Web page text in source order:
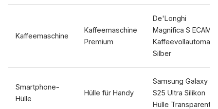
Kaffeemaschine
Kaffeemaschine
Premium
De'Longhi
Magnifica S ECAM
Kaffeevollautomat
Silber
Smartphone-
Hülle
Hülle für Handy
Samsung Galaxy
S25 Ultra Silikon
Hülle Transparent